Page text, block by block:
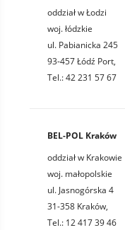
oddział w Łodzi
woj. łódzkie
ul. Pabianicka 245
93-457 Łódź Port,
Tel.: 42 231 57 67
BEL-POL Kraków
oddział w Krakowie
woj. małopolskie
ul. Jasnogórska 4
31-358 Kraków,
Tel.: 12 417 39 46